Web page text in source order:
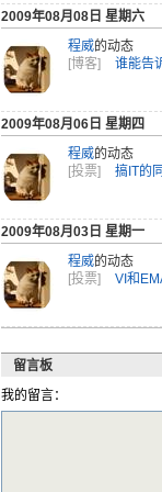
2009年08月08日 星期六
程威的动态
[博客]
谁能告
2009年08月06日 星期四
程威的动态
[投票]
搞IT的
2009年08月03日 星期一
程威的动态
[投票]
VI和
留言板
我的留言：